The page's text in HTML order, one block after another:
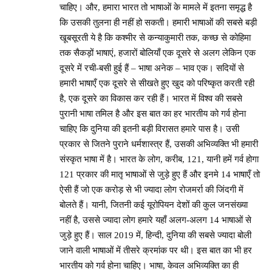
चाहिए। और, हमारा भारत तो भाषाओं के मामले में इतना समृद्ध है
कि उसकी तुलना ही नहीं हो सकती। हमारी भाषाओं की सबसे बड़ी
खूबसूरती ये है कि कश्मीर से कन्याकुमारी तक, कच्छ से कोहिमा
तक सैकड़ों भाषाएं, हजारों बोलियाँ एक दूसरे से अलग लेकिन एक
दूसरे में रची-बसी हुई हैं – भाषा अनेक – भाव एक। सदियों से
हमारी भाषाएँ एक दूसरे से सीखते हुए खुद को परिष्कृत करती रही
है, एक दूसरे का विकास कर रही हैं। भारत में विश्व की सबसे
पुरानी भाषा तमिल है और इस बात का हर भारतीय को गर्व होना
चाहिए कि दुनिया की इतनी बड़ी विरासत हमारे पास है। उसी
प्रकार से जितने पुराने धर्मशास्त्र हैं, उसकी अभिव्यक्ति भी हमारी
संस्कृत भाषा में है। भारत के लोग, करीब, 121, यानी हमें गर्व होगा
121 प्रकार की मातृ भाषाओं से जुड़े हुए हैं और इनमे 14 भाषाएँ तो
ऐसी हैं जो एक करोड़ से भी ज्यादा लोग रोजमर्रा की जिंदगी में
बोलते हैं। यानी, जितनी कई यूरोपियन देशों की कुल जनसंख्या
नहीं है, उससे ज्यादा लोग हमारे यहाँ अलग-अलग 14 भाषाओं से
जुड़े हुए हैं। साल 2019 में, हिन्दी, दुनिया की सबसे ज्यादा बोली
जाने वाली भाषाओं में तीसरे क्रमांक पर थी। इस बात का भी हर
भारतीय को गर्व होना चाहिए। भाषा, केवल अभिव्यक्ति का ही